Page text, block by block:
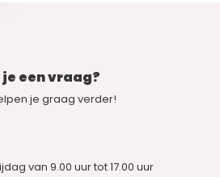
je een vraag?
je graag verder!
van 9.00 uur tot 17.00 uur